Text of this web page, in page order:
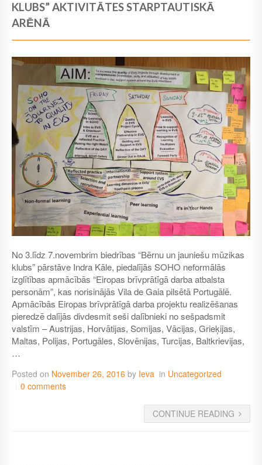
KLUBS” AKTIVITĀTES STARPTAUTISKĀ
ARĒNĀ
No 3.līdz 7.novembrim biedrības “Bērnu un jauniešu mūzikas
klubs” pārstāve Indra Kāle, piedalījās SOHO neformālās
izglītības apmācībās “Eiropas brīvprātīgā darba atbalsta
personām”, kas norisinājās Vila de Gaia pilsētā Portugālē.
Apmācībās Eiropas brīvprātīgā darba projektu realizēšanas
pieredzē dalījās divdesmit seši dalībnieki no sešpadsmit
valstīm – Austrijas, Horvātijas, Somijas, Vācijas, Grieķijas,
Maltas, Polijas, Portugāles, Slovēnijas, Turcijas, Baltkrievijas,
…
Posted on November 26, 2016 by Ieva in Uncategorized
0 comments
CONTINUE READING